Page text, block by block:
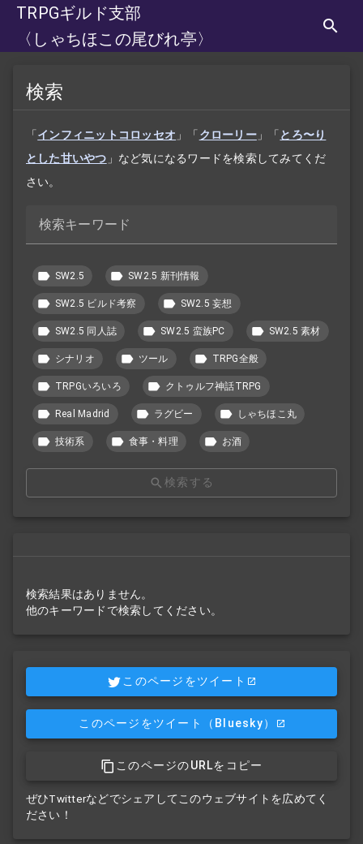
TRPGギルド支部
〈しゃちほこの尾びれ亭〉
検索
「 インフィニットコロッセオ 」「 クローリー」「 とろ〜り
とした甘いやつ 」など気になるワードを検索してみてくだ
さい。
検索キーワード
SW2.5 SW2.5 新刊情報
SW2.5 ビルド考察 SW2.5 妄想
SW2.5 同人誌 SW2.5 蛮族PC SW2.5 素材
シナリオ ツール TRPG全般
TRPGいろいろ クトゥルフ神話TRPG
Real Madrid ラグビー しゃちほこ丸
技術系 食事・料理 お酒
検索する
検索結果はありません。
他のキーワードで検索してください。
このページをツイート
このページをツイート （Bluesky）
このページのURLをコピー
ぜひTwitterなどでシェアしてこのウェブサイトを広めてく
ださい！